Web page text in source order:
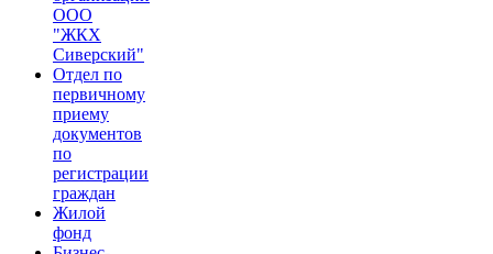
ООО
"ЖКХ
Сиверский"
Отдел по
первичному
приему
документов
по
регистрации
граждан
Жилой
фонд